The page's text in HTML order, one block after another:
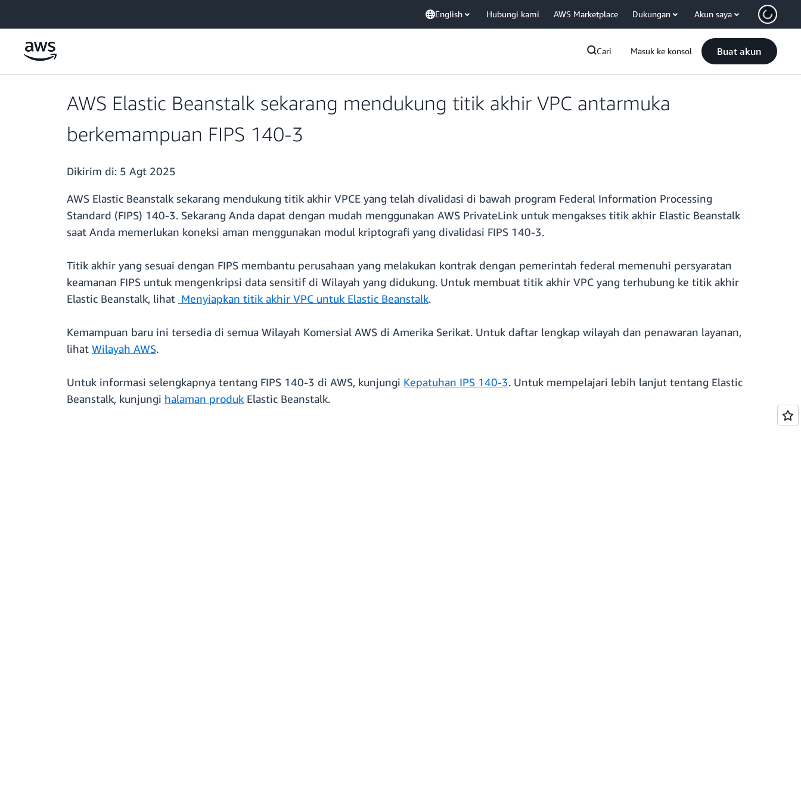
English Hubungi kami AWS Marketplace Dukungan Akun saya
Cari Masuk ke konsol Buat akun
AWS Elastic Beanstalk sekarang mendukung titik akhir VPC antarmuka
berkemampuan FIPS 140-3
Dikirim di: 5 Agt 2025
AWS Elastic Beanstalk sekarang mendukung titik akhir VPCE yang telah divalidasi di bawah program Federal Information Processing
Standard (FIPS) 140-3. Sekarang Anda dapat dengan mudah menggunakan AWS PrivateLink untuk mengakses titik akhir Elastic Beanstalk
saat Anda memerlukan koneksi aman menggunakan modul kriptografi yang divalidasi FIPS 140-3.
Titik akhir yang sesuai dengan FIPS membantu perusahaan yang melakukan kontrak dengan pemerintah federal memenuhi persyaratan
keamanan FIPS untuk mengenkripsi data sensitif di Wilayah yang didukung. Untuk membuat titik akhir VPC yang terhubung ke titik akhir
Elastic Beanstalk, lihat Menyiapkan titik akhir VPC untuk Elastic Beanstalk.
Kemampuan baru ini tersedia di semua Wilayah Komersial AWS di Amerika Serikat. Untuk daftar lengkap wilayah dan penawaran layanan,
lihat Wilayah AWS.
Untuk informasi selengkapnya tentang FIPS 140-3 di AWS, kunjungi Kepatuhan IPS 140-3. Untuk mempelajari lebih lanjut tentang Elastic
Beanstalk, kunjungi halaman produk Elastic Beanstalk.